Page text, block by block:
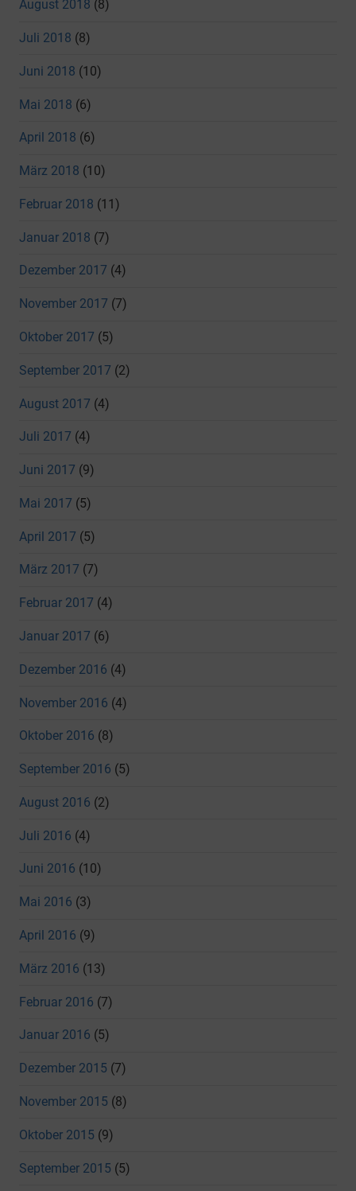
August 2018 (8)
Juli 2018 (8)
Juni 2018 (10)
Mai 2018 (6)
April 2018 (6)
März 2018 (10)
Februar 2018 (11)
Januar 2018 (7)
Dezember 2017 (4)
November 2017 (7)
Oktober 2017 (5)
September 2017 (2)
August 2017 (4)
Juli 2017 (4)
Juni 2017 (9)
Mai 2017 (5)
April 2017 (5)
März 2017 (7)
Februar 2017 (4)
Januar 2017 (6)
Dezember 2016 (4)
November 2016 (4)
Oktober 2016 (8)
September 2016 (5)
August 2016 (2)
Juli 2016 (4)
Juni 2016 (10)
Mai 2016 (3)
April 2016 (9)
März 2016 (13)
Februar 2016 (7)
Januar 2016 (5)
Dezember 2015 (7)
November 2015 (8)
Oktober 2015 (9)
September 2015 (5)